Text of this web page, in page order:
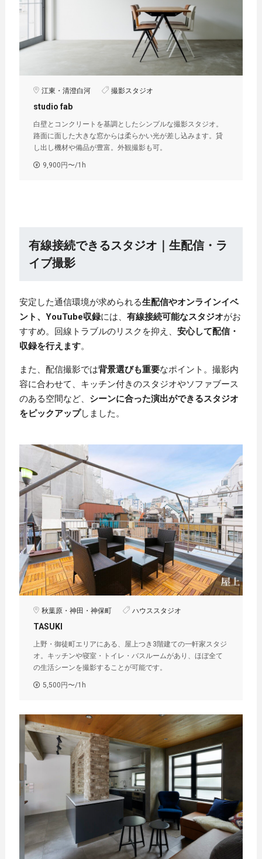
江東・清澄白河 撮影スタジオ
studio fab
白壁とコンクリートを基調としたシンプルな撮影スタジオ。
路面に面した大きな窓からは柔らかい光が差し込みます。貸
し出し機材や備品が豊富。外観撮影も可。
9,900円〜/1h
有線接続できるスタジオ｜生配信・ラ
イブ撮影
安定した通信環境が求められる生配信やオンラインイベ
ント、YouTube収録には、 有線接続可能なスタジオがお
すすめ。回線トラブルのリスクを抑え、 安心して配信・
収録を行えます。
また、配信撮影では背景選びも重要なポイント。撮影内
容に合わせて、キッチン付きのスタジオやソファブース
のある空間など、 シーンに合った演出ができるスタジオ
をピックアップしました。
秋葉原・神田・神保町 ハウススタジオ
TASUKI
上野・御徒町エリアにある、屋上つき3階建ての一軒家スタジ
オ。キッチンや寝室・トイレ・バスルームがあり、ほぼ全て
の生活シーンを撮影することが可能です。
5,500円〜/1h